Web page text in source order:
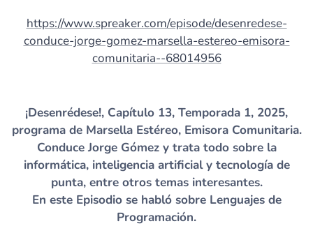
https://www.spreaker.com/episode/desenredese-
conduce-jorge-gomez-marsella-estereo-emisora-
comunitaria--68014956
¡Desenrédese!, Capítulo 13, Temporada 1, 2025,
programa de Marsella Estéreo, Emisora Comunitaria.
Conduce Jorge Gómez y trata todo sobre la
informática, inteligencia artificial y tecnología de
punta, entre otros temas interesantes.
En este Episodio se habló sobre Lenguajes de
Programación.